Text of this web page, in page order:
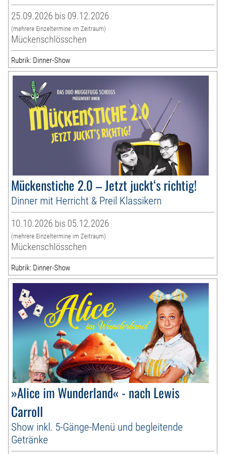
25.09.2026 bis 09.12.2026
(mehrere Einzeltermine im Zeitraum)
Mückenschlösschen
Rubrik: Dinner-Show
Mückenstiche 2.0 – Jetzt juckt‘s richtig!
Dinner mit Herricht & Preil Klassikern
10.10.2026 bis 05.12.2026
(mehrere Einzeltermine im Zeitraum)
Mückenschlösschen
Rubrik: Dinner-Show
»Alice im Wunderland« - nach Lewis
Carroll
Show inkl. 5-Gänge-Menü und begleitende
Getränke